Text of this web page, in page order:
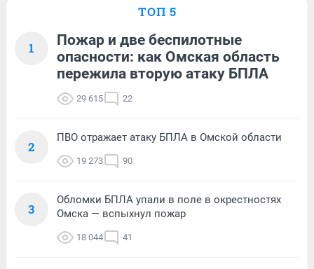
ТОП 5
1
Пожар и две беспилотные
опасности: как Омская область
пережила вторую атаку БПЛА
29 615 22
2
ПВО отражает атаку БПЛА в Омской области
19 273 90
3
Обломки БПЛА упали в поле в окрестностях
Омска — вспыхнул пожар
18 044 41